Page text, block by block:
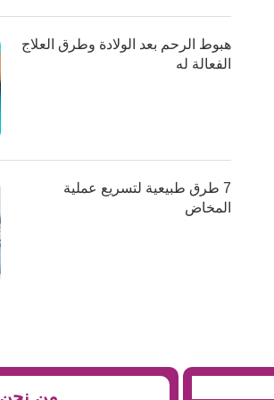
هبوط الرحم بعد الولادة وطرق العلاج
الفعالة له
7 طرق طبيعية لتسريع عملية
المخاض
من نحن